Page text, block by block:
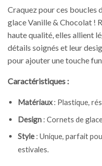
Craquez pour ces boucles
glace Vanille & Chocolat !
haute qualité, elles allient
détails soignés et leur
pour ajouter une touche
Caractéristiques :
Matériaux: Plastique,
Design : Cornets de
Style : Unique, parfait
estivales.